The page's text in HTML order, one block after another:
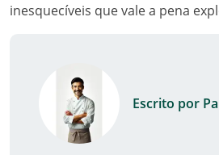
inesquecíveis que vale a pena
Escrito por